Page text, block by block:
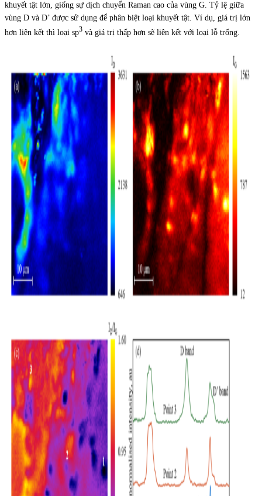
khuyết tật lớn, giống sự dịch chuyển Raman cao của vùng G. Tỷ lệ giữa
vùng D và D’ được sử dụng để phân biệt loại khuyết tật. Ví dụ, giá trị lớn
hơn liên kết thì loại sp3 và giá trị thấp hơn sẽ liên kết với loại lỗ trống.